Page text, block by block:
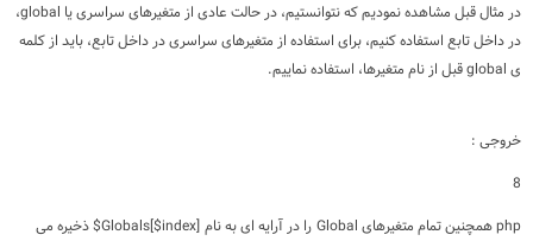
در مثال قبل مشاهده نمودیم که نتوانستیم، در حالت عادی از متغیرهای سراسری یا global،
در داخل تابع استفاده کنیم، برای استفاده از متغیرهای سراسری در داخل تابع، باید از کلمه
ی global قبل از نام متغیرها، استفاده نماییم.
خروجی :
8
php همچنین تمام متغیرهای Global را در آرایه ای به نام [Globals[$index$ ذخیره می